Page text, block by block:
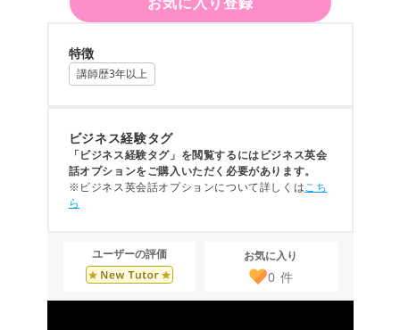
特徴
講師歴3年以上
ビジネス経験タグ
「ビジネス経験タグ」を閲覧するにはビジネス英会
話オプションをご購入いただく必要があります。
※ビジネス英会話オプションについて詳しくはこち
ら
ユーザーの評価 お気に入り
0 件